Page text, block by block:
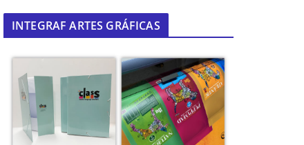
INTEGRAF ARTES GRÁFICAS